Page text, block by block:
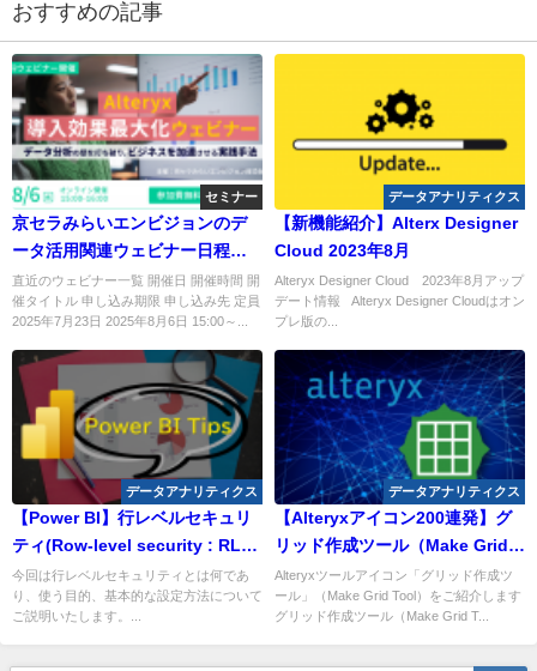
おすすめの記事
セミナー
京セラみらいエンビジョンのデ
ータ活用関連ウェビナー日程
（2025年7月 & 8月）のご紹介
直近のウェビナー一覧 開催日 開催時間 開
催タイトル 申し込み期限 申し込み先 定員
2025年7月23日 2025年8月6日 15:00～...
データアナリティクス
【新機能紹介】Alterx Designer
Cloud 2023年8月
Alteryx Designer Cloud 2023年8月アップ
デート情報 Alteryx Designer Cloudはオン
プレ版の...
データアナリティクス
【Power BI】行レベルセキュリ
ティ(Row-level security : RLS)
とは？
今回は行レベルセキュリティとは何であ
り、使う目的、基本的な設定方法について
ご説明いたします。...
データアナリティクス
【Alteryxアイコン200連発】グ
リッド作成ツール（Make Grid
Tool）
Alteryxツールアイコン「グリッド作成ツ
ール」（Make Grid Tool）をご紹介します
グリッド作成ツール（Make Grid T...